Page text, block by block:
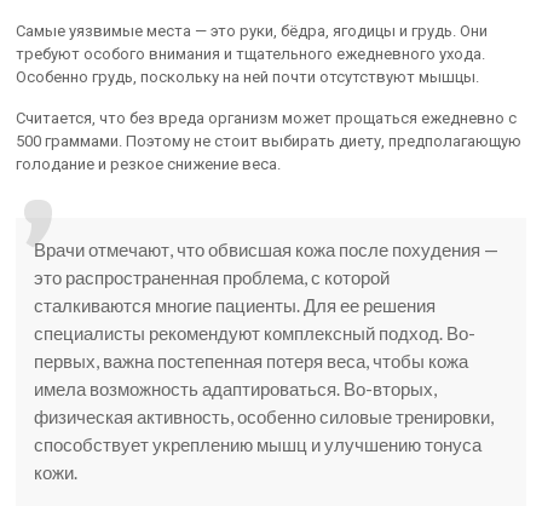
Самые уязвимые места — это руки, бёдра, ягодицы и грудь. Они
требуют особого внимания и тщательного ежедневного ухода.
Особенно грудь, поскольку на ней почти отсутствуют мышцы.
Считается, что без вреда организм может прощаться ежедневно с
500 граммами. Поэтому не стоит выбирать диету, предполагающую
голодание и резкое снижение веса.
Врачи отмечают, что обвисшая кожа после похудения —
это распространенная проблема, с которой
сталкиваются многие пациенты. Для ее решения
специалисты рекомендуют комплексный подход. Во-
первых, важна постепенная потеря веса, чтобы кожа
имела возможность адаптироваться. Во-вторых,
физическая активность, особенно силовые тренировки,
способствует укреплению мышц и улучшению тонуса
кожи.